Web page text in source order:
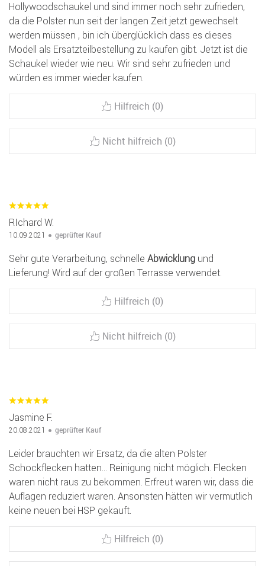
Hollywoodschaukel und sind immer noch sehr zufrieden,
da die Polster nun seit der langen Zeit jetzt gewechselt
werden müssen , bin ich überglücklich dass es dieses
Modell als Ersatzteilbestellung zu kaufen gibt. Jetzt ist die
Schaukel wieder wie neu. Wir sind sehr zufrieden und
würden es immer wieder kaufen.
Hilfreich (0)
Nicht hilfreich (0)
RIchard W.
10.09.2021 geprüfter Kauf
Sehr gute Verarbeitung, schnelle Abwicklung und
Lieferung! Wird auf der großen Terrasse verwendet.
Hilfreich (0)
Nicht hilfreich (0)
Jasmine F.
20.08.2021 geprüfter Kauf
Leider brauchten wir Ersatz, da die alten Polster
Schockflecken hatten... Reinigung nicht möglich. Flecken
waren nicht raus zu bekommen. Erfreut waren wir, dass die
Auflagen reduziert waren. Ansonsten hätten wir vermutlich
keine neuen bei HSP gekauft.
Hilfreich (0)